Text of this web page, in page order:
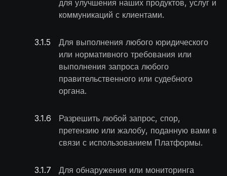
для улучшения наших продуктов, услуг и
коммуникаций с клиентами.
3.1.5
Для выполнения любого юридического
или нормативного требования или
выполнения запроса любого
правительственного или судебного
органа.
3.1.6
Разрешить любой запрос, спор,
претензию или жалобу, поданную вами в
связи с использованием Платформы.
3.1.7
Для обнаружения или мониторинга